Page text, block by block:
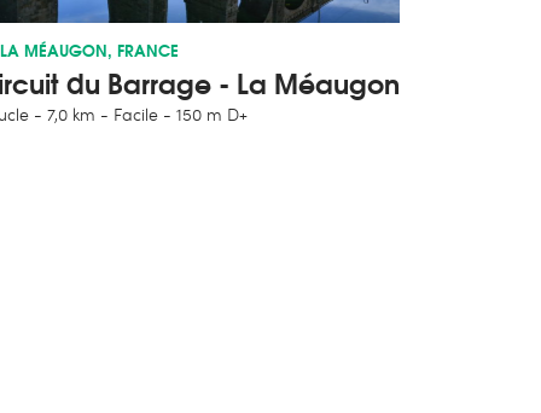
LA MÉAUGON, FRANCE
du Barrage - La Méaugon
7,0 km Facile 150 m D+